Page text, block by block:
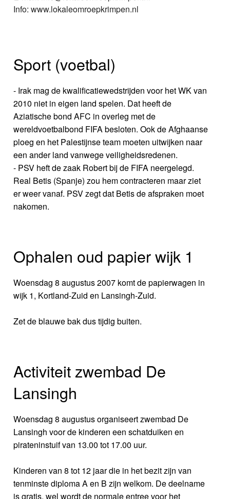
Info: www.lokaleomroepkrimpen.nl
Sport (voetbal)
- Irak mag de kwalificatiewedstrijden voor het WK van
2010 niet in eigen land spelen. Dat heeft de
Aziatische bond AFC in overleg met de
wereldvoetbalbond FIFA besloten. Ook de Afghaanse
ploeg en het Palestijnse team moeten uitwijken naar
een ander land vanwege veiligheidsredenen.
- PSV heft de zaak Robert bij de FIFA neergelegd.
Real Betis (Spanje) zou hem contracteren maar ziet
er weer vanaf. PSV zegt dat Betis de afspraken moet
nakomen.
Ophalen oud papier wijk 1
Woensdag 8 augustus 2007 komt de papierwagen in
wijk 1, Kortland-Zuid en Lansingh-Zuid.
Zet de blauwe bak dus tijdig buiten.
Activiteit zwembad De
Lansingh
Woensdag 8 augustus organiseert zwembad De
Lansingh voor de kinderen een schatduiken en
pirateninstuif van 13.00 tot 17.00 uur.
Kinderen van 8 tot 12 jaar die in het bezit zijn van
tenminste diploma A en B zijn welkom. De deelname
is gratis, wel wordt de normale entree voor het